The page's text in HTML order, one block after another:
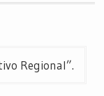
Regional”.